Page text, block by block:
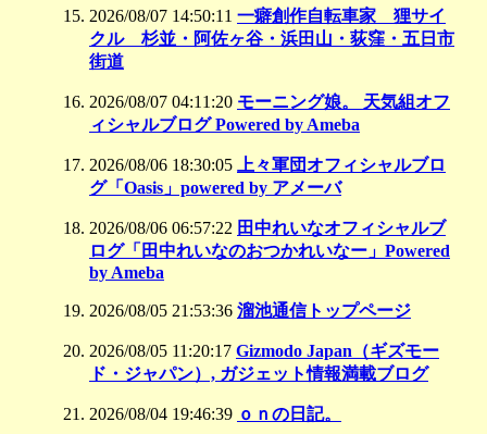
2026/08/07 14:50:11 一癖創作自転車家 狸サイ
クル 杉並・阿佐ヶ谷・浜田山・荻窪・五日市
街道
2026/08/07 04:11:20 モーニング娘。 天気組オフ
ィシャルブログ Powered by Ameba
2026/08/06 18:30:05
上々軍団オフィシャルブロ
グ「Oasis」powered by アメーバ
2026/08/06 06:57:22 田中れいなオフィシャルブ
ログ「田中れいなのおつかれいなー」Powered
by Ameba
2026/08/05 21:53:36 溜池通信トップページ
2026/08/05 11:20:17 Gizmodo Japan（ギズモー
ド・ジャパン）, ガジェット情報満載ブログ
2026/08/04 19:46:39 ｏｎの日記。